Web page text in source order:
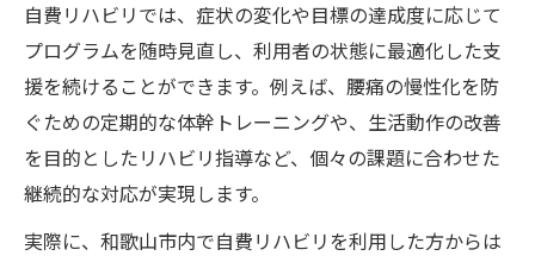
自費リハビリでは、症状の変化や目標の達成度に応じて
プログラムを随時見直し、利用者の状態に最適化した支
援を続けることができます。例えば、腰痛の慢性化を防
ぐための定期的な体幹トレーニングや、生活動作の改善
を目的としたリハビリ指導など、個々の課題に合わせた
継続的な対応が実現します。
実際に、和歌山市内で自費リハビリを利用した方からは